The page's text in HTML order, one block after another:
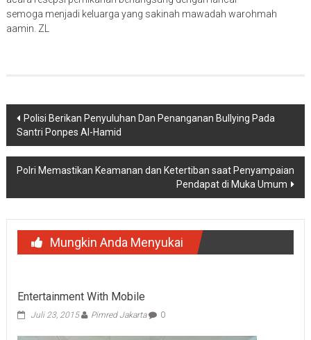
semoga menjadi keluarga yang sakinah mawadah warohmah
aamin. ZL
Navigasi
pos
Polisi Berikan Penyuluhan Dan Penanganan Bullying Pada
Santri Ponpes Al-Hamid
Polri Memastikan Keamanan dan Ketertiban saat Penyampaian
Pendapat di Muka Umum
Mungkin Anda Menyukai
Entertainment With Mobile
Juli 23, 2015 Pimred Jakarta 0